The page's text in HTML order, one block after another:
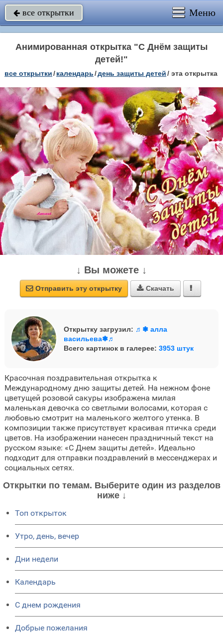
 все открытки Меню
Анимированная открытка "С Днём защиты
детей!"
все открытки/календарь/день защиты детей/ эта открытка
↓ Вы можете ↓
 Отправить эту открытку  Скачать 
Открытку загрузил: ♬❃ алла
васильева❃♬
Всего картинок в галерее: 3953 штук
Красочная поздравительная открытка к
Международному дню защиты детей. На нежном фоне
цветущей розовой сакуры изображена милая
маленькая девочка со светлыми волосами, которая с
любовью смотрит на маленького желтого утенка. В
композиции также присутствует красивая птичка среди
цветов. На изображении нанесен праздничный текст на
русском языке: «С Днем защиты детей». Идеально
подходит для отправки поздравлений в мессенджерах и
социальных сетях.
Открытки по темам. Выберите один из разделов
ниже ↓
Топ открыток
Утро, день, вечер
Дни недели
Календарь
C днем рождения
Добрые пожелания